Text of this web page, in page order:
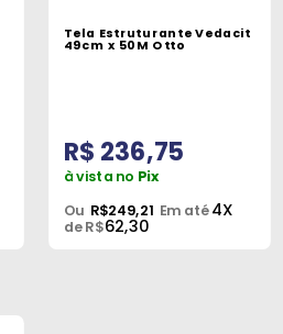
Tela Estruturante Vedacit
49cm x 50M Otto
R$ 236,75
à vista no Pix
Ou R$249,21 Em até4X
de R$62,30